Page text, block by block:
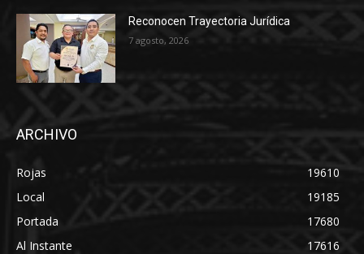
Reconocen Trayectoria Jurídica
7 agosto, 2026
ARCHIVO
Rojas
19610
Local
19185
Portada
17680
Al Instante
17616